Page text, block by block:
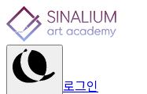
로그인